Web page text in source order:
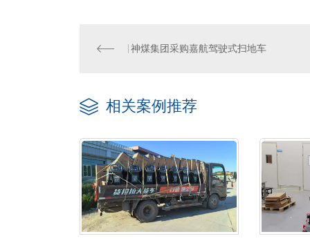
神煤集团采购嘉航驾驶式扫地车
相关案例推荐